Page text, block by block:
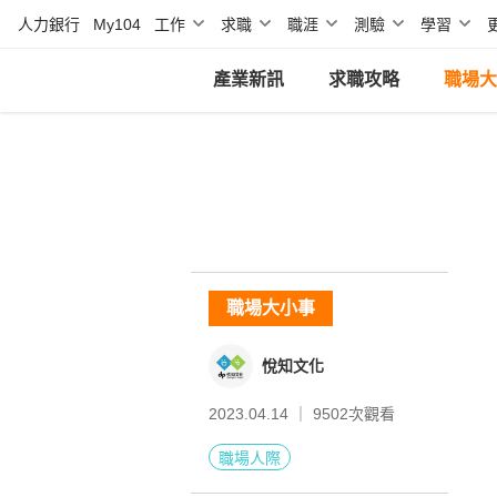
人力銀行 My104 工作 求職 職涯 測驗 學習
產業新訊 求職攻略 職場
職場大小事
悅知文化
2023.04.14 ｜ 9502次觀看
職場人際